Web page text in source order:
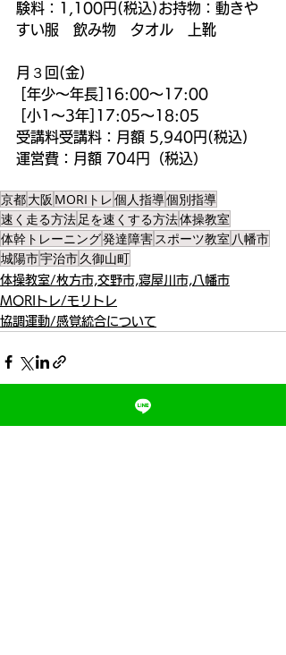
験料：1,100円(税込)お持物：動きや
すい服　飲み物　タオル　上靴
月３回(金)
[年少～年長]16:00～17:00
[小1～3年]17:05～18:05
受講料受講料：月額 5,940円(税込)
運営費：月額 704円（税込）
京都大阪 MORIトレ個人指導個別指導
速く走る方法足を速くする方法体操教室
体幹トレーニング発達障害スポーツ教室 八幡市
城陽市宇治市久御山町
体操教室/枚方市,交野市,寝屋川市,八幡市
MORIトレ/モリトレ
協調運動/感覚統合について
最新記事 すべて表示